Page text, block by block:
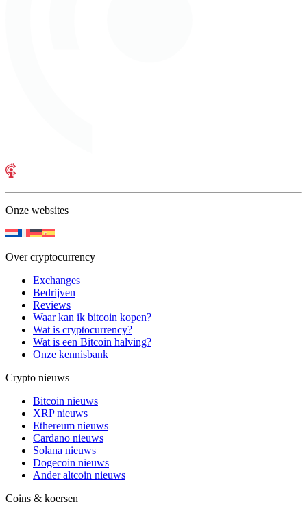
Onze websites
Over cryptocurrency
Exchanges
Bedrijven
Reviews
Waar kan ik bitcoin kopen?
Wat is cryptocurrency?
Wat is een Bitcoin halving?
Onze kennisbank
Crypto nieuws
Bitcoin nieuws
XRP nieuws
Ethereum nieuws
Cardano nieuws
Solana nieuws
Dogecoin nieuws
Ander altcoin nieuws
Coins & koersen